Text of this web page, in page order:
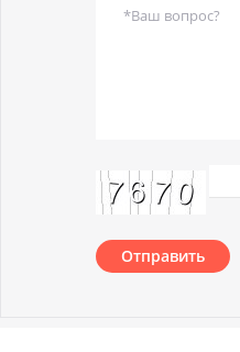
Отправить